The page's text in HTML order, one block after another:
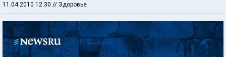
11.04.2010 12:30 // Здоровье